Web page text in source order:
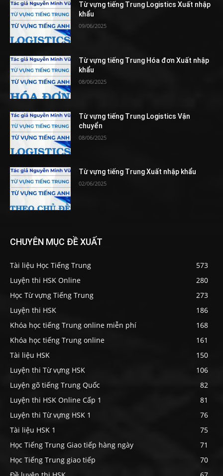
Từ vựng tiếng Trung Logistics Xuất nhập
khẩu
09/06/2025
Từ vựng tiếng Trung Hóa đơn Xuất nhập
khẩu
08/06/2025
Từ vựng tiếng Trung Logistics Vận
chuyển
08/06/2025
Từ vựng tiếng Trung Xuất nhập khẩu
02/06/2025
CHUYÊN MỤC ĐỀ XUẤT
Tài liệu Học Tiếng Trung
573
Luyện thi HSK Online
280
Học Từ vựng Tiếng Trung
273
Luyện thi HSK
186
Khóa học tiếng Trung online miễn phí
168
Khóa học tiếng Trung online
161
Tài liệu HSK
150
Luyện thi Từ vựng HSK
106
Luyện gõ tiếng Trung Quốc
82
Luyện thi HSK Online Cấp 1
81
Luyện thi Từ vựng HSK 1
76
Tài liệu HSK 1
75
Học Tiếng Trung Giao tiếp hàng ngày
71
Học Tiếng Trung giao tiếp
70